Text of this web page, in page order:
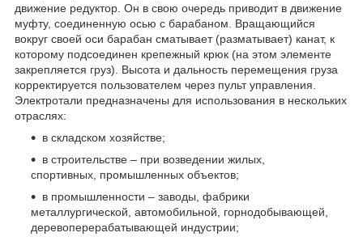
движение редуктор. Он в свою очередь приводит в движение
муфту, соединенную осью с барабаном. Вращающийся
вокруг своей оси барабан сматывает (разматывает) канат, к
которому подсоединен крепежный крюк (на этом элементе
закрепляется груз). Высота и дальность перемещения груза
корректируется пользователем через пульт управления.
Электротали предназначены для использования в нескольких
отраслях:
в складском хозяйстве;
в строительстве – при возведении жилых,
спортивных, промышленных объектов;
в промышленности – заводы, фабрики
металлургической, автомобильной, горнодобывающей,
деревоперерабатывающей индустрии;